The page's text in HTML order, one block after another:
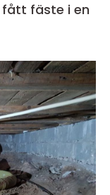
fäste i en